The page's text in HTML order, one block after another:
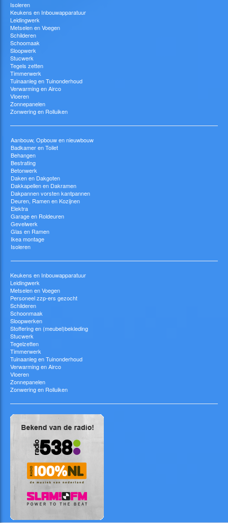
Isoleren
Keukens en Inbouwapparatuur
Leidingwerk
Metselen en Voegen
Schilderen
Schoomaak
Sloopwerk
Stucwerk
Tegels zetten
Timmerwerk
Tuinaanleg en Tuinonderhoud
Verwarming en Airco
Vloeren
Zonnepanelen
Zonwering en Rolluiken
Aanbouw, Opbouw en nieuwbouw
Badkamer en Toilet
Behangen
Bestrating
Betonwerk
Daken en Dakgoten
Dakkapellen en Dakramen
Dakpannen vorsten kantpannen
Deuren, Ramen en Kozijnen
Elektra
Garage en Roldeuren
Gevelwerk
Glas en Ramen
Ikea montage
Isoleren
Keukens en Inbouwapparatuur
Leidingwerk
Metselen en Voegen
Personeel zzp-ers gezocht
Schilderen
Schoonmaak
Sloopwerken
Stoffering en (meubel)bekleding
Stucwerk
Tegelzetten
Timmerwerk
Tuinaanleg en Tuinonderhoud
Verwarming en Airco
Vloeren
Zonnepanelen
Zonwering en Rolluiken